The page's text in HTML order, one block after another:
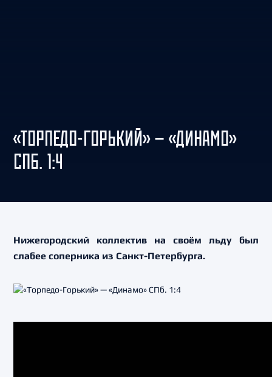
«ТОРПЕДО-ГОРЬКИЙ» — «ДИНАМО»
СПБ. 1:4
Нижегородский коллектив на своём льду был
слабее соперника из Санкт-Петербурга.